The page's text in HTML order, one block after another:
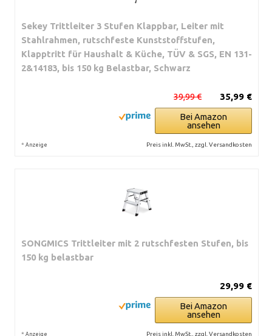
Sekey Trittleiter 3 Stufen Klappbar, Leiter mit
Stahlrahmen, rutschfeste Kunststoffstufen,
Klapptritt für Haushalt & Küche, TÜV & SGS, EN 131-
2&14183, bis 150 kg Belastbar, Schwarz
35,99 €
39,99 €
Bei Amazon
ansehen
* Anzeige Preis inkl. MwSt., zzgl. Versandkosten
SONGMICS Trittleiter mit 2 rutschfesten Stufen, bis
150 kg belastbar
29,99 €
Bei Amazon
ansehen
* Anzeige Preis inkl. MwSt., zzgl. Versandkosten